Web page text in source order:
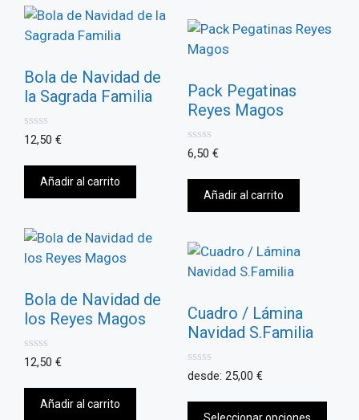
Bola de Navidad de
la Sagrada Familia
0
d
12,50 €
Añadir al carrito
Pack Pegatinas
Reyes Magos
0
d
6,50 €
Añadir al carrito
Bola de Navidad de
los Reyes Magos
012,50 €
Añadir al carrito
Cuadro / Lámina
Navidad S.Familia
0
desde: 25,00 €